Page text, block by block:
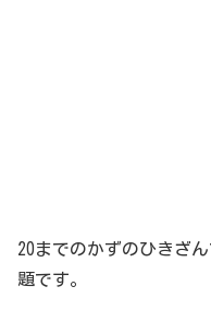
20までのかずのひきざ
題です。